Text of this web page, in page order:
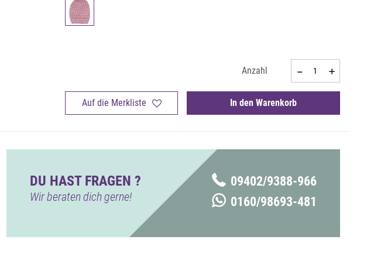
Anzahl
Auf die Merkliste In den Warenkorb
DU HAST FRAGEN ?
Wir beraten dich gerne!
09402/9388-966
0160/98693-481